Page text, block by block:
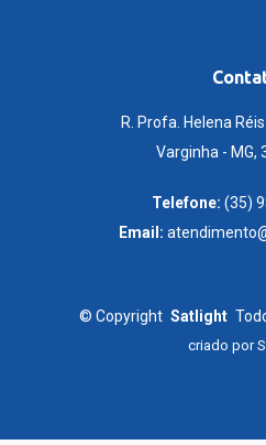
R. Profa. Helena
Varginha - MG,
Telefone: (35)
Email:
© Copyright Satlight
criado por